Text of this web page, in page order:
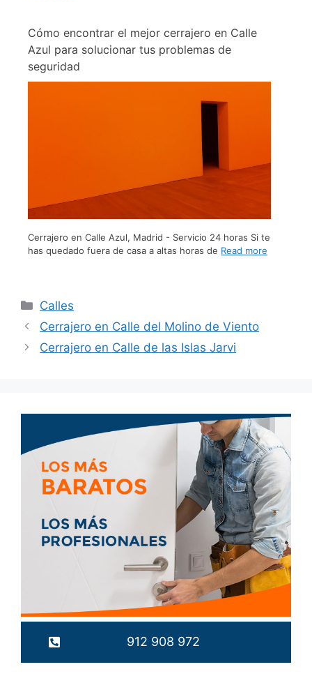
Cómo encontrar el mejor cerrajero en Calle
Azul para solucionar tus problemas de
seguridad
Cerrajero en Calle Azul, Madrid - Servicio 24 horas Si te
has quedado fuera de casa a altas horas de Read more
Calles
Cerrajero en Calle del Molino de Viento
Cerrajero en Calle de las Islas Jarvi
912 908 972